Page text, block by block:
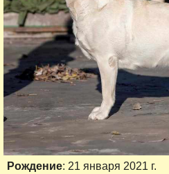
Рождение: 21 января 2021 г.